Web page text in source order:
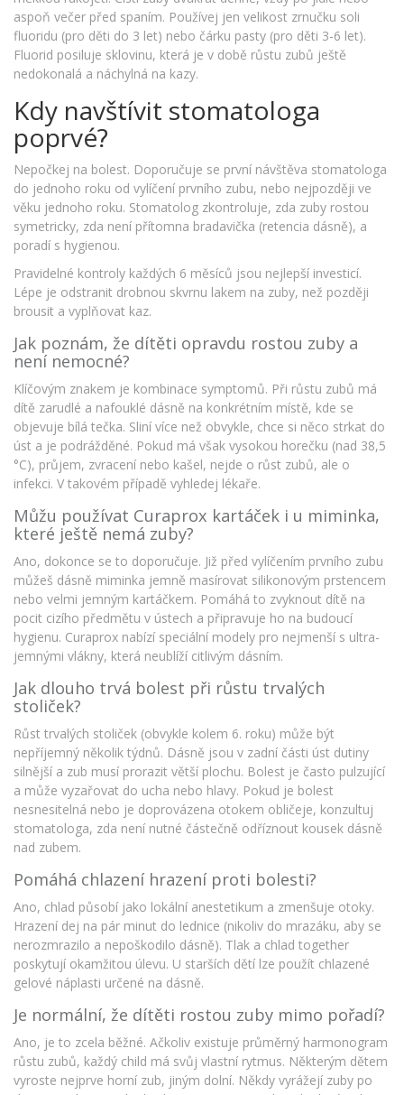
aspoň večer před spaním. Používej jen velikost zrnučku soli
fluoridu (pro děti do 3 let) nebo čárku pasty (pro děti 3-6 let).
Fluorid posiluje sklovinu, která je v době růstu zubů ještě
nedokonalá a náchylná na kazy.
Kdy navštívit stomatologa
poprvé?
Nepočkej na bolest. Doporučuje se první návštěva stomatologa
do jednoho roku od vylíčení prvního zubu, nebo nejpozději ve
věku jednoho roku. Stomatolog zkontroluje, zda zuby rostou
symetricky, zda není přítomna bradavička (retencia dásně), a
poradí s hygienou.
Pravidelné kontroly každých 6 měsíců jsou nejlepší investicí.
Lépe je odstranit drobnou skvrnu lakem na zuby, než později
brousit a vyplňovat kaz.
Jak poznám, že dítěti opravdu rostou zuby a
není nemocné?
Klíčovým znakem je kombinace symptomů. Při růstu zubů má
dítě zarudlé a nafouklé dásně na konkrétním místě, kde se
objevuje bílá tečka. Sliní více než obvykle, chce si něco strkat do
úst a je podrážděné. Pokud má však vysokou horečku (nad 38,5
°C), průjem, zvracení nebo kašel, nejde o růst zubů, ale o
infekci. V takovém případě vyhledej lékaře.
Můžu používat Curaprox kartáček i u miminka,
které ještě nemá zuby?
Ano, dokonce se to doporučuje. Již před vylíčením prvního zubu
můžeš dásně miminka jemně masírovat silikonovým prstencem
nebo velmi jemným kartáčkem. Pomáhá to zvyknout dítě na
pocit cizího předmětu v ústech a připravuje ho na budoucí
hygienu. Curaprox nabízí speciální modely pro nejmenší s ultra-
jemnými vlákny, která neublíží citlivým dásním.
Jak dlouho trvá bolest při růstu trvalých
stoliček?
Růst trvalých stoliček (obvykle kolem 6. roku) může být
nepříjemný několik týdnů. Dásně jsou v zadní části úst dutiny
silnější a zub musí prorazit větší plochu. Bolest je často pulzující
a může vyzařovat do ucha nebo hlavy. Pokud je bolest
nesnesitelná nebo je doprovázena otokem obličeje, konzultuj
stomatologa, zda není nutné částečně odříznout kousek dásně
nad zubem.
Pomáhá chlazení hrazení proti bolesti?
Ano, chlad působí jako lokální anestetikum a zmenšuje otoky.
Hrazení dej na pár minut do lednice (nikoliv do mrazáku, aby se
nerozmrazilo a nepoškodilo dásně). Tlak a chlad together
poskytují okamžitou úlevu. U starších dětí lze použít chlazené
gelové náplasti určené na dásně.
Je normální, že dítěti rostou zuby mimo pořadí?
Ano, je to zcela běžné. Ačkoliv existuje průměrný harmonogram
růstu zubů, každý child má svůj vlastní rytmus. Některým dětem
vyroste nejprve horní zub, jiným dolní. Někdy vyrážejí zuby po